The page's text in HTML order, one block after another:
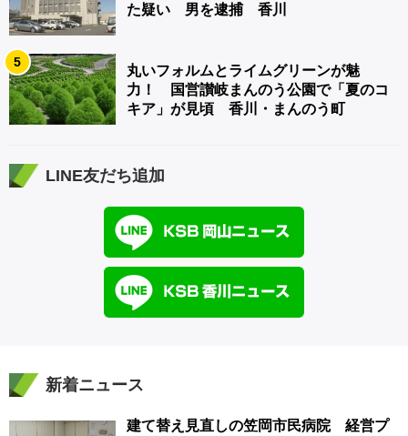
た疑い 男を逮捕 香川
5
丸いフォルムとライムグリーンが魅
力！ 国営讃岐まんのう公園で「夏のコ
キア」が見頃 香川・まんのう町
LINE友だち追加
新着ニュース
建て替え見直しの笠岡市民病院 経営プ